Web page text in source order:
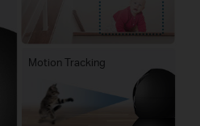
Motion Tracking